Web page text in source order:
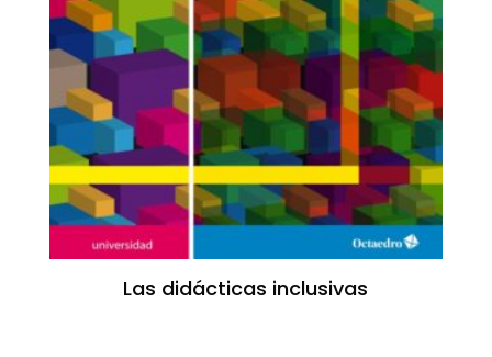
Las didácticas inclusivas